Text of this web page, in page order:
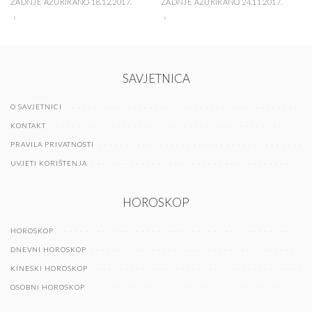
ZADNJE AŽURIRANO 18.12.2017. ZADNJE AŽURIRANO 24.11.2017.
SAVJETNICA
O SAVJETNICI
KONTAKT
PRAVILA PRIVATNOSTI
UVJETI KORIŠTENJA
HOROSKOP
HOROSKOP
DNEVNI HOROSKOP
KINESKI HOROSKOP
OSOBNI HOROSKOP